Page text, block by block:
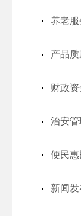
养老服
产品
财政
治安管
便民惠
新闻发